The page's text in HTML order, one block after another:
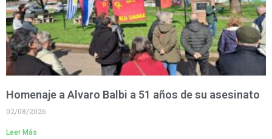
Homenaje a Alvaro Balbi a 51 años de su asesinato
02/08/2026
Leer Más